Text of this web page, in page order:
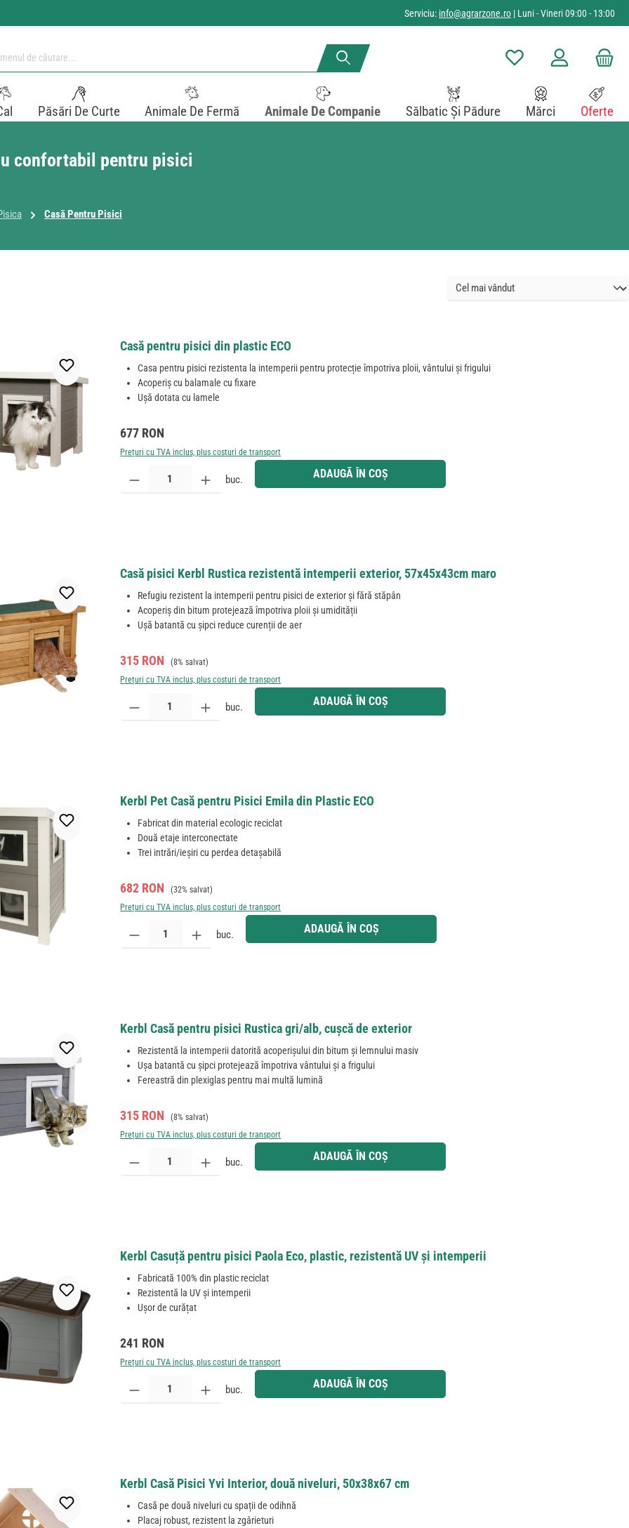
Serviciu: info@agrarzone.ro | Luni - Vineri 09:00 - 13:00
Aveți 0 articole din lista
Păsări De Curte Animale De Fermă Animale De Companie Sălbatic Și Pădure Mărci Oferte
confortabil pentru pisici
Casă Pentru Pisici
Casă pentru pisici din plastic ECO
Casa pentru pisici rezistenta la intemperii pentru protecție împotriva ploii, vântului și frigului
Acoperiș cu balamale cu fixare
Ușă dotata cu lamele
Preț obișnuit:
677 RON
Prețuri cu TVA inclus, plus costuri de transport
Cantitate produs: Introduceți cantitatea dorită sau utilizați butoanele pentru a mări sau micșora cantitatea.
buc. ADAUGĂ ÎN COȘ
Casă pisici Kerbl Rustica rezistentă intemperii exterior, 57x45x43cm maro
Refugiu rezistent la intemperii pentru pisici de exterior și fără stăpân
Acoperiș din bitum protejează împotriva ploii și umidității
Ușă batantă cu șipci reduce curenții de aer
Preț de vânzare:
315 RON Preț obișnuit:
(8% salvat)
Prețuri cu TVA inclus, plus costuri de transport
Cantitate produs: Introduceți cantitatea dorită sau utilizați butoanele pentru a mări sau micșora cantitatea.
buc. ADAUGĂ ÎN COȘ
Kerbl Pet Casă pentru Pisici Emila din Plastic ECO
Fabricat din material ecologic reciclat
Două etaje interconectate
Trei intrări/ieșiri cu perdea detașabilă
Preț de vânzare:
682 RON Preț obișnuit:
(32% salvat)
Prețuri cu TVA inclus, plus costuri de transport
Cantitate produs: Introduceți cantitatea dorită sau utilizați butoanele pentru a mări sau micșora cantitatea.
buc. ADAUGĂ ÎN COȘ
Kerbl Casă pentru pisici Rustica gri/alb, cușcă de exterior
Rezistentă la intemperii datorită acoperișului din bitum și lemnului masiv
Ușa batantă cu șipci protejează împotriva vântului și a frigului
Fereastră din plexiglas pentru mai multă lumină
Preț de vânzare:
315 RON Preț obișnuit:
(8% salvat)
Prețuri cu TVA inclus, plus costuri de transport
Cantitate produs: Introduceți cantitatea dorită sau utilizați butoanele pentru a mări sau micșora cantitatea.
buc. ADAUGĂ ÎN COȘ
Kerbl Casuță pentru pisici Paola Eco, plastic, rezistentă UV și intemperii
Fabricată 100% din plastic reciclat
Rezistentă la UV și intemperii
Ușor de curățat
Preț obișnuit:
241 RON
Prețuri cu TVA inclus, plus costuri de transport
Cantitate produs: Introduceți cantitatea dorită sau utilizați butoanele pentru a mări sau micșora cantitatea.
buc. ADAUGĂ ÎN COȘ
Kerbl Casă Pisici Yvi Interior, două niveluri, 50x38x67 cm
Casă pe două niveluri cu spații de odihnă
Placaj robust, rezistent la zgârieturi